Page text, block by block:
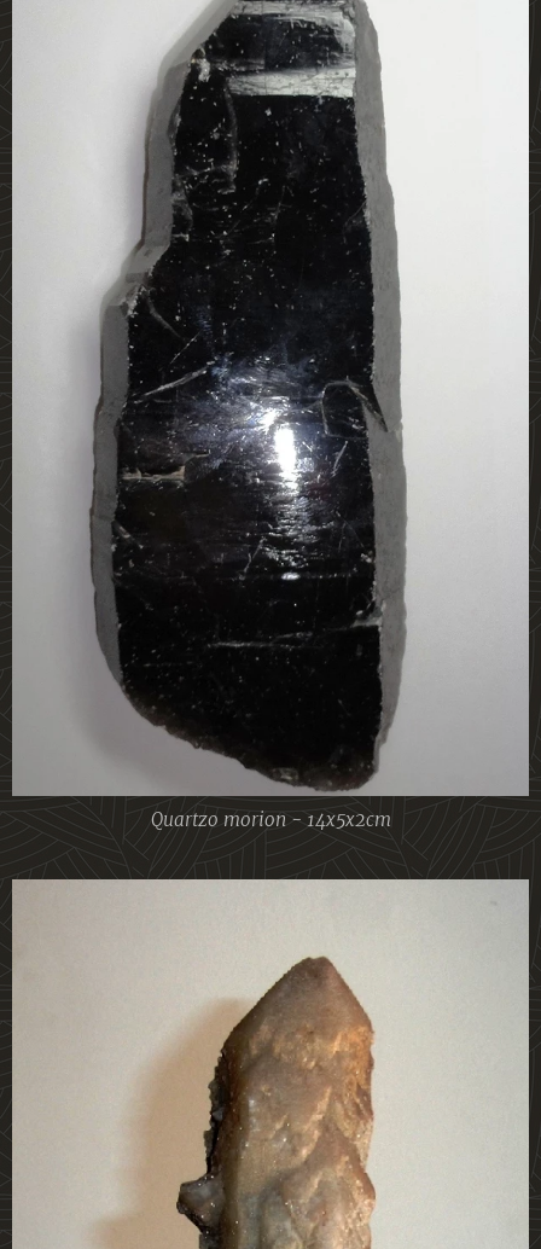
Quartzo morion - 14x5x2cm